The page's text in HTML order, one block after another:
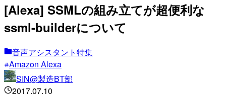
[Alexa] SSMLの組み立てが超便利な
ssml-builderについて
音声アシスタント特集
Amazon Alexa
SIN@製造BT部
2017.07.10